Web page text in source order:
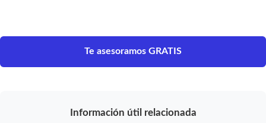
Te asesoramos GRATIS
Información útil relacionada